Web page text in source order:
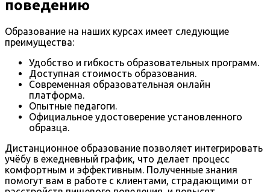
поведению
Образование на наших курсах имеет следующие
преимущества:
Удобство и гибкость образовательных программ.
Доступная стоимость образования.
Современная образовательная онлайн
платформа.
Опытные педагоги.
Официальное удостоверение установленного
образца.
Дистанционное образование позволяет интегрировать
учёбу в ежедневный график, что делает процесс
комфортным и эффективным. Полученные знания
помогут вам в работе с клиентами, страдающими от